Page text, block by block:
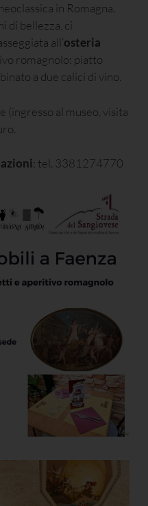
in Romagna.
di bellezza, ci
all’ osteria
romagnolo: piatto
a due calici di vino.
al museo, visita
: tel. 3381274770